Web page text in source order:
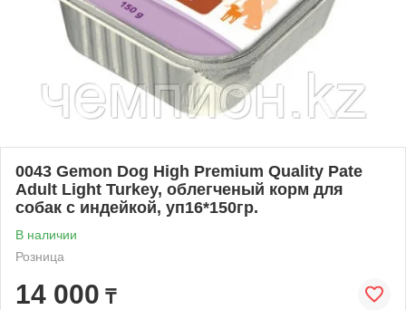
0043 Gemon Dog High Premium Quality Pate
Adult Light Turkey, облегченый корм для
собак с индейкой, уп16*150гр.
В наличии
Розница
14 000 ₸